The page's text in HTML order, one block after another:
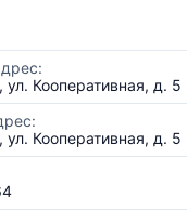
ул. Кооперативная, д. 5
ул. Кооперативная, д. 5